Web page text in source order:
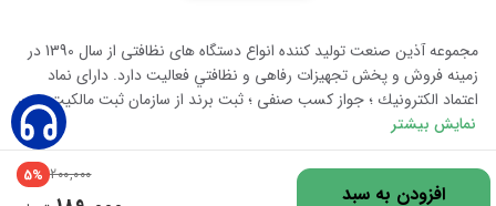
افزودن به سبد
200,000
5%
مجموعه آذين صنعت توليد كننده انواع دستگاه هاى نظافتى از سال 1390 در
زمينه فروش و پخش تجهيزات رفاهى و نظافتي فعاليت دارد. داراى نماد
اعتماد الكترونيك ؛ جواز كسب صنفى ؛ ثبت برند از سازمان ثبت مالكيت معن
نمایش بیشتر